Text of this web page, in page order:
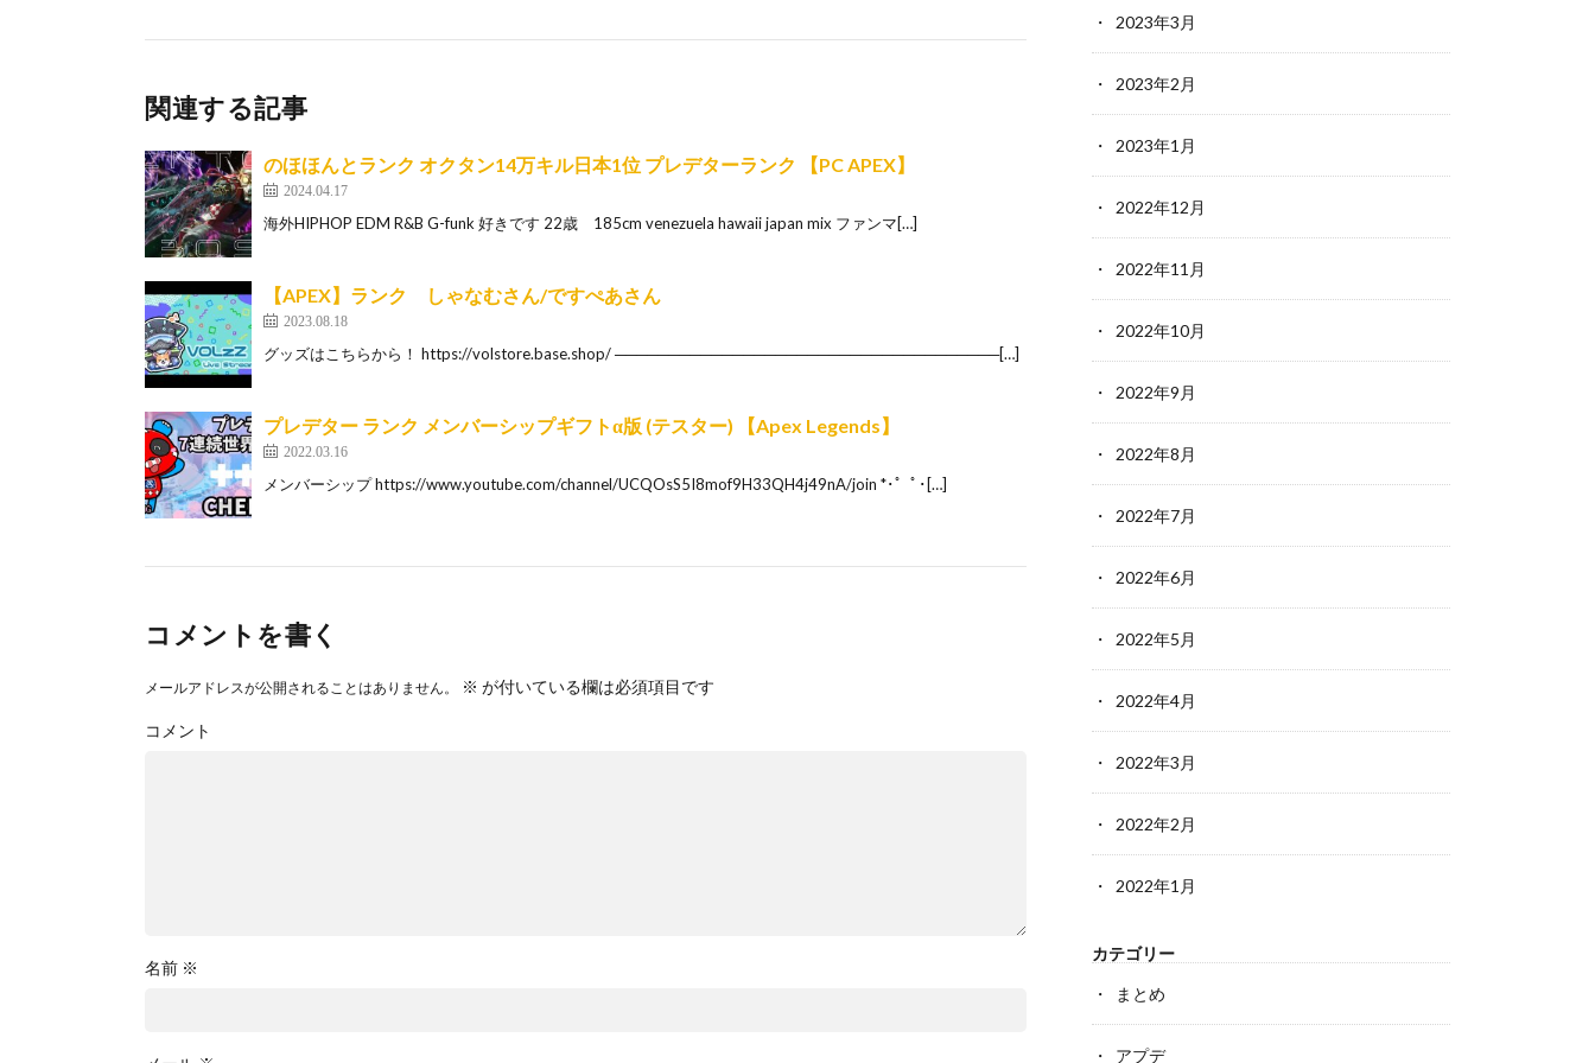
関連する記事
のほほんとランク オクタン14万キル日本1位 プレデターランク 【PC APEX】
2024.04.17
海外HIPHOP EDM R&B G-funk 好きです 22歳 185cm venezuela hawaii japan mix ファンマ[…]
【APEX】ランク しゃなむさん/ですぺあさん
2023.08.18
グッズはこちらから！ https://volstore.base.shop/ ────────────────────────────────────[…]
プレデター ランク メンバーシップギフトα版 (テスター) 【Apex Legends】
2022.03.16
メンバーシップ https://www.youtube.com/channel/UCQOsS5I8mof9H33QH4j49nA/join *･゜ﾟ･[…]
コメントを書く
メールアドレスが公開されることはありません。 ※ が付いている欄は必須項目です
コメント
名前 ※
2023年3月
2023年2月
2023年1月
2022年12月
2022年11月
2022年10月
2022年9月
2022年8月
2022年7月
2022年6月
2022年5月
2022年4月
2022年3月
2022年2月
2022年1月
カテゴリー
まとめ
アプデ